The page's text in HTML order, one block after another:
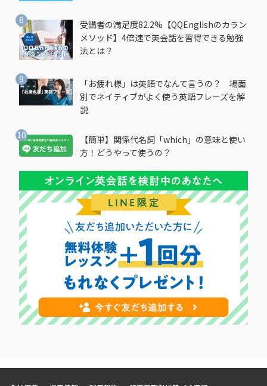
受講者の満足度82.2%【QQEnglishのカラン
メソッド】4倍速で英会話を習得できる勉強
法とは？
「お疲れ様」は英語でなんて言うの？ 場面
別でネイティブがよく使う英語フレーズを解
説
【簡単】関係代名詞「which」の意味と使い
方！どうやって使うの？